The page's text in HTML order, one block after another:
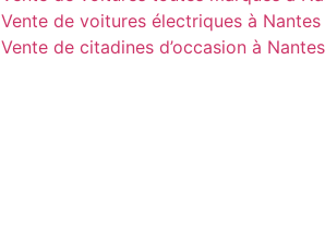
Vente de voitures électriques à Nantes
Vente de citadines d’occasion à Nantes